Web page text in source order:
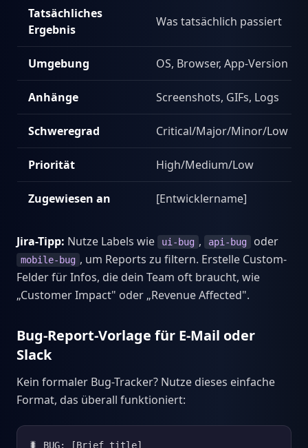
Tatsächliches
Ergebnis
Was tatsächlich passiert
Umgebung OS, Browser, App-Version
Anhänge Screenshots, GIFs, Logs
Schweregrad Critical/Major/Minor/Low
Priorität High/Medium/Low
Zugewiesen an [Entwicklername]
Jira-Tipp: Nutze Labels wie ui-bug , api-bug oder
mobile-bug , um Reports zu filtern. Erstelle Custom-
Felder für Infos, die dein Team oft braucht, wie
„Customer Impact" oder „Revenue Affected".
Bug-Report-Vorlage für E-Mail oder
Slack
Kein formaler Bug-Tracker? Nutze dieses einfache
Format, das überall funktioniert:
🐛 BUG: [Brief title]